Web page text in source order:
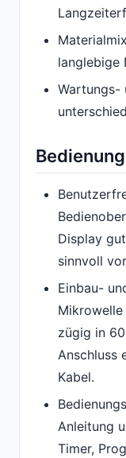
langlebige
Wartungs-
Display
sinnvoll
Einbau-
zügig in
Anschluss
Kabel.
Anleitung
Timer,